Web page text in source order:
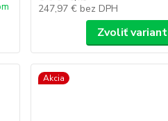
247,97 € bez DPH
Zvoliť variant
Akcia